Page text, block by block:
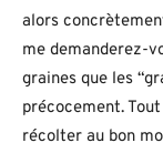
alors
me demanderez-
graines que les
précocement.
récolter au bon